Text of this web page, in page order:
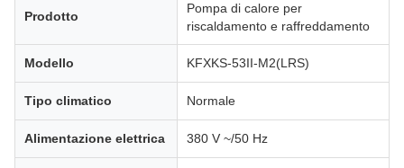
Prodotto
Pompa di calore per
riscaldamento e raffreddamento
Modello KFXKS-53II-M2(LRS)
Tipo climatico Normale
Alimentazione elettrica 380 V ~/50 Hz